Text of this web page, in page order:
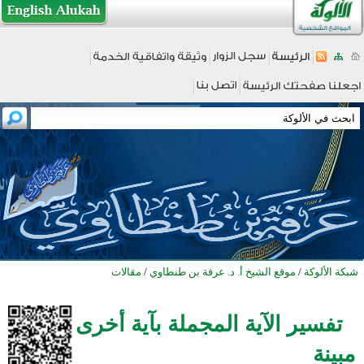
شبكة الألوكة / موقع الشيخ أ. د. عرفة بن طنطاوي / مقالات
تفسير الآية المجملة بآية أخرى
مبينة